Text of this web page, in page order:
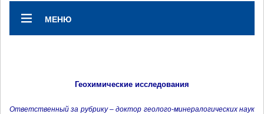
МЕНЮ
Геохимические исследования
Ответственный за рубрику – доктор геолого-минералогических наук